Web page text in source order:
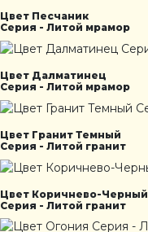
Цвет Песчаник
Серия - Литой мрамор
Цвет Далматинец
Серия - Литой мрамор
Цвет Гранит Темный
Серия - Литой гранит
Цвет Коричнево-Черный
Серия - Литой гранит